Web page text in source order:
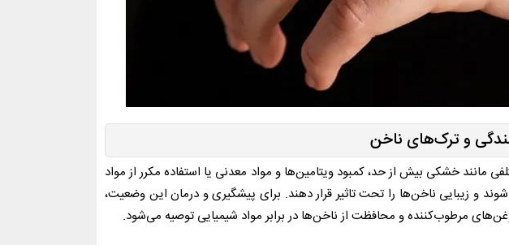
و ترک‌های ناخن
مانند خشکی بیش از حد، کمبود ویتامین‌ها و مواد معدنی یا استفاده مکرر از مواد
و زیبایی ناخن‌ها را تحت تاثیر قرار دهند. برای پیشگیری و درمان این وضعیت،
مرطوب‌کننده و محافظت از ناخن‌ها در برابر مواد شیمیایی توصیه می‌شود.